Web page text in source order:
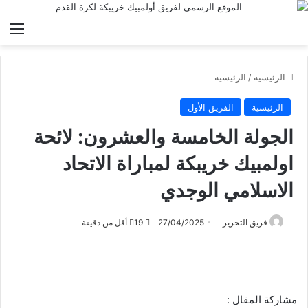
الرئيسية / الرئيسية
الرئيسية الفريق الأول
الجولة الخامسة والعشرون: لائحة
اولمبيك خريبكة لمباراة الاتحاد
الاسلامي الوجدي
فريق التحرير 27/04/2025 أقل من دقيقة
مشاركة المقال :